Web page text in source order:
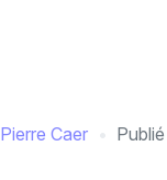
Pierre Caer